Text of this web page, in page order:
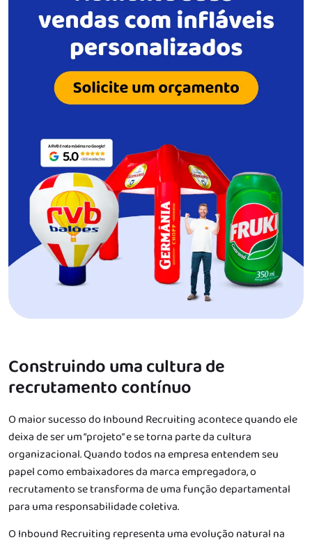
Construindo uma cultura de
recrutamento contínuo
O maior sucesso do Inbound Recruiting acontece quando ele
deixa de ser um “projeto” e se torna parte da cultura
organizacional. Quando todos na empresa entendem seu
papel como embaixadores da marca empregadora, o
recrutamento se transforma de uma função departamental
para uma responsabilidade coletiva.
O Inbound Recruiting representa uma evolução natural na